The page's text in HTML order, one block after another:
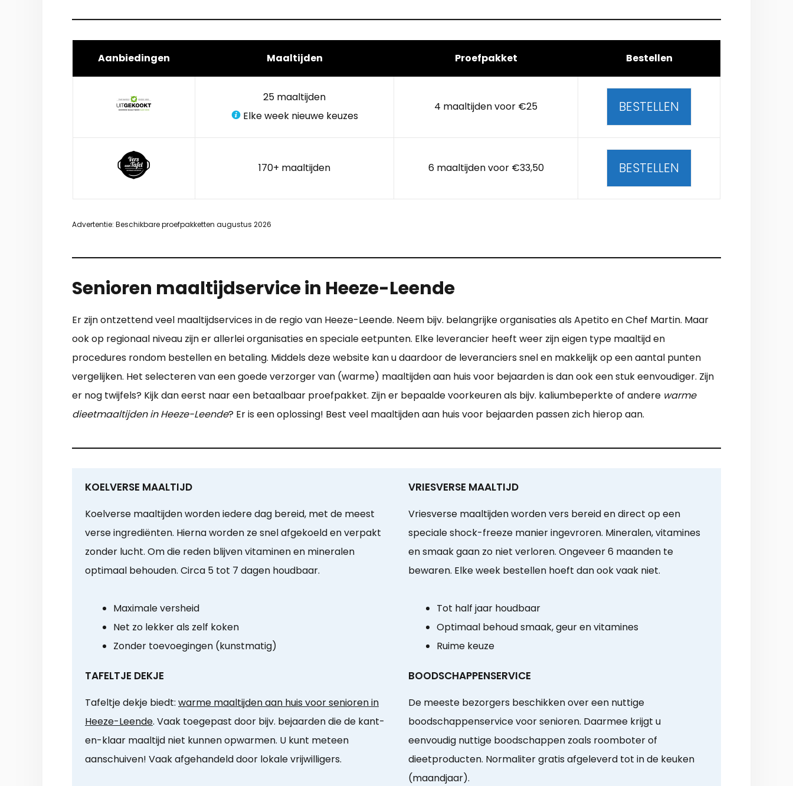
Aanbiedingen Maaltijden Proefpakket Bestellen
25 maaltijden
Elke week nieuwe keuzes
4 maaltijden voor €25 BESTELLEN
170+ maaltijden 6 maaltijden voor €33,50 BESTELLEN
Advertentie: Beschikbare proefpakketten augustus 2026
Senioren maaltijdservice in Heeze-Leende
Er zijn ontzettend veel maaltijdservices in de regio van Heeze-Leende. Neem bijv. belangrijke organisaties als Apetito en Chef Martin. Maar
ook op regionaal niveau zijn er allerlei organisaties en speciale eetpunten. Elke leverancier heeft weer zijn eigen type maaltijd en
procedures rondom bestellen en betaling. Middels deze website kan u daardoor de leveranciers snel en makkelijk op een aantal punten
vergelijken. Het selecteren van een goede verzorger van (warme) maaltijden aan huis voor bejaarden is dan ook een stuk eenvoudiger. Zijn
er nog twijfels? Kijk dan eerst naar een betaalbaar proefpakket. Zijn er bepaalde voorkeuren als bijv. kaliumbeperkte of andere warme
dieetmaaltijden in Heeze-Leende? Er is een oplossing! Best veel maaltijden aan huis voor bejaarden passen zich hierop aan.
KOELVERSE MAALTIJD
Koelverse maaltijden worden iedere dag bereid, met de meest
verse ingrediënten. Hierna worden ze snel afgekoeld en verpakt
zonder lucht. Om die reden blijven vitaminen en mineralen
optimaal behouden. Circa 5 tot 7 dagen houdbaar.
Maximale versheid
Net zo lekker als zelf koken
Zonder toevoegingen (kunstmatig)
VRIESVERSE MAALTIJD
Vriesverse maaltijden worden vers bereid en direct op een
speciale shock-freeze manier ingevroren. Mineralen, vitamines
en smaak gaan zo niet verloren. Ongeveer 6 maanden te
bewaren. Elke week bestellen hoeft dan ook vaak niet.
Tot half jaar houdbaar
Optimaal behoud smaak, geur en vitamines
Ruime keuze
TAFELTJE DEKJE
Tafeltje dekje biedt: warme maaltijden aan huis voor senioren in
Heeze-Leende. Vaak toegepast door bijv. bejaarden die de kant-
en-klaar maaltijd niet kunnen opwarmen. U kunt meteen
aanschuiven! Vaak afgehandeld door lokale vrijwilligers.
BOODSCHAPPENSERVICE
De meeste bezorgers beschikken over een nuttige
boodschappenservice voor senioren. Daarmee krijgt u
eenvoudig nuttige boodschappen zoals roomboter of
dieetproducten. Normaliter gratis afgeleverd tot in de keuken
(maandjaar).